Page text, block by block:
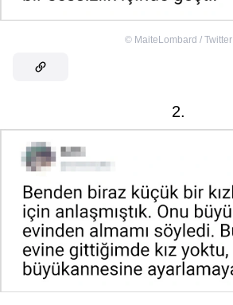
© MaiteLombard / Twitter
2.